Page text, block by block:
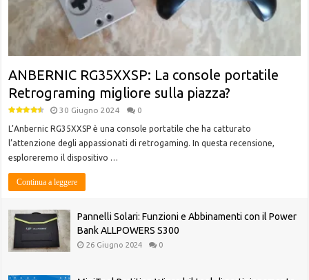
ANBERNIC RG35XXSP: La console portatile
Retrograming migliore sulla piazza?
30 Giugno 2024 0
L’Anbernic RG35XXSP è una console portatile che ha catturato
l’attenzione degli appassionati di retrogaming. In questa recensione,
esploreremo il dispositivo …
Continua a leggere
Pannelli Solari: Funzioni e Abbinamenti con il Power
Bank ALLPOWERS S300
26 Giugno 2024 0